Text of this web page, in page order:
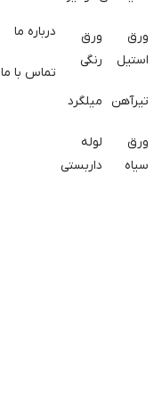
ورق
استیل
تیرآهن
ورق
سیاه
ورق
رنگی
میلگرد
لوله
داربستی
درباره ما
تماس با ما